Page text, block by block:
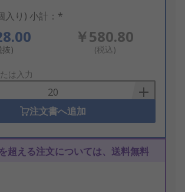
入り) 小計：*
抜)
￥580.80
(税込)
は入力
注文書へ追加
超える注文については、送料無料